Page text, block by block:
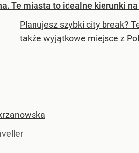
Te miasta to idealne kierunki
Planujesz szybki city break?
także wyjątkowe miejsce z